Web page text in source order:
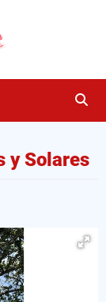
y Solares